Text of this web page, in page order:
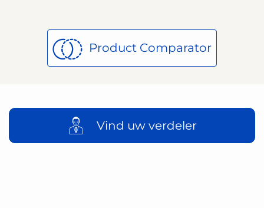
Product Comparator
Vind uw verdeler